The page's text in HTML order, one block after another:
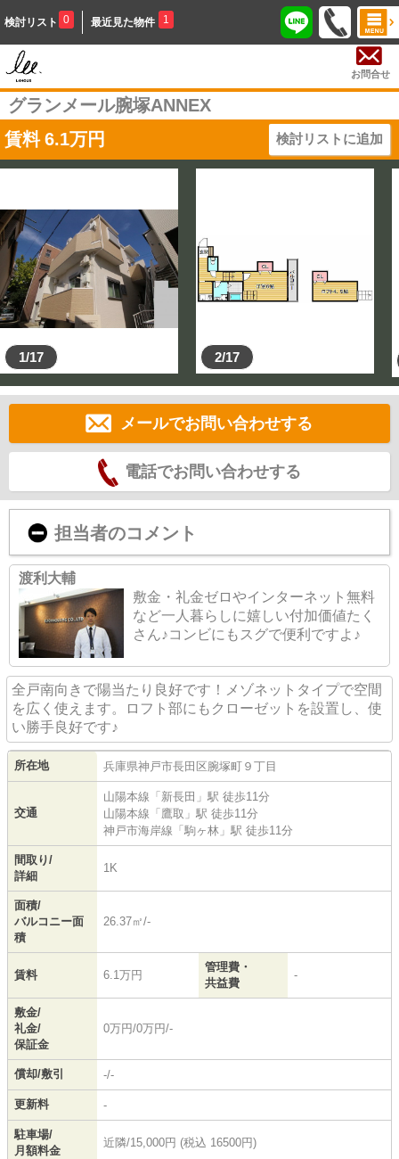
検討リスト 0 最近見た物件 1
お問合せ
グランメール腕塚ANNEX
賃料 6.1万円 検討リストに追加
1/17 2/17
メールでお問い合わせする
電話でお問い合わせする
担当者のコメント
渡利大輔
敷金・礼金ゼロやインターネット無料
など一人暮らしに嬉しい付加価値たく
さん♪コンビにもスグで便利ですよ♪
全戸南向きで陽当たり良好です！メゾネットタイプで空間
を広く使えます。ロフト部にもクローゼットを設置し、使
い勝手良好です♪
所在地 兵庫県神戸市長田区腕塚町 ９丁目
交通
山陽本線 「 新長田 」駅 徒歩11分
山陽本線 「 鷹取 」駅 徒歩11分
神戸市海岸線 「 駒ヶ林 」駅 徒歩11分
間取り/
詳細
1K
面積/
バルコニー面
積
26.37㎡/-
賃料 6.1万円
管理費・
共益費
-
敷金/
礼金/
保証金
0万円/0万円/-
償却/敷引 -/-
更新料 -
駐車場/
月額料金
近隣/15,000円 (税込 16500円)